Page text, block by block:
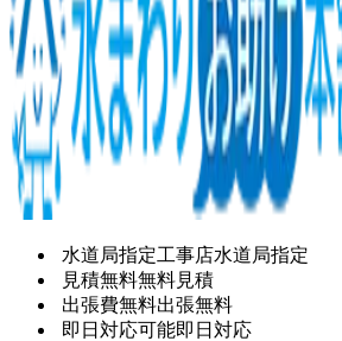
水道局指定工事店水道局指定
見積無料無料見積
出張費無料出張無料
即日対応可能即日対応